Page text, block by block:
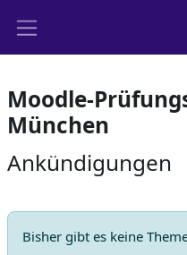
Moodle-
München
Ankündigungen
Bisher gibt es keine